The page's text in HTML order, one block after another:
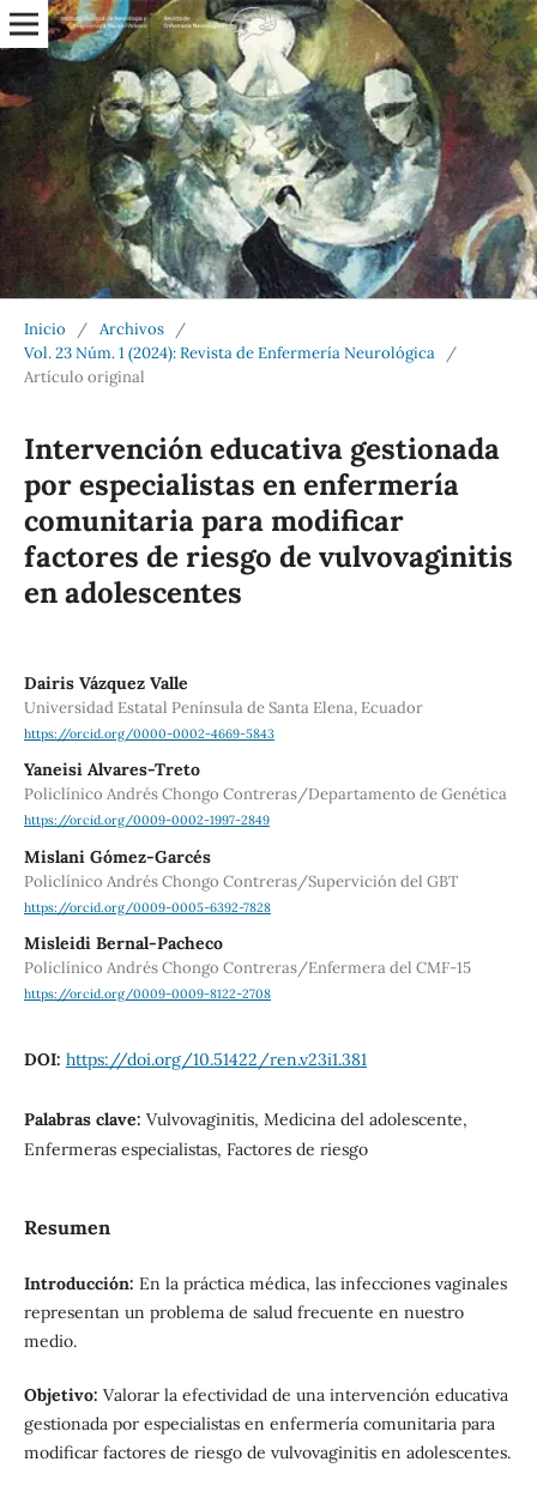
Inicio / Archivos
/
Vol. 23 Núm. 1 (2024): Revista de Enfermería Neurológica
/
Artículo original
Intervención educativa gestionada
por especialistas en enfermería
comunitaria para modificar
factores de riesgo de vulvovaginitis
en adolescentes
Dairis Vázquez Valle
Universidad Estatal Península de Santa Elena, Ecuador
https://orcid.org/0000-0002-4669-5843
Yaneisi Alvares-Treto
Policlínico Andrés Chongo Contreras/Departamento de Genética
https://orcid.org/0009-0002-1997-2849
Mislani Gómez-Garcés
Policlínico Andrés Chongo Contreras/Supervición del GBT
https://orcid.org/0009-0005-6392-7828
Misleidi Bernal-Pacheco
Policlínico Andrés Chongo Contreras/Enfermera del CMF-15
https://orcid.org/0009-0009-8122-2708
DOI: https://doi.org/10.51422/ren.v23i1.381
Palabras clave: Vulvovaginitis, Medicina del adolescente,
Enfermeras especialistas, Factores de riesgo
Resumen
Introducción: En la práctica médica, las infecciones vaginales
representan un problema de salud frecuente en nuestro
medio.
Objetivo: Valorar la efectividad de una intervención educativa
gestionada por especialistas en enfermería comunitaria para
modificar factores de riesgo de vulvovaginitis en adolescentes.